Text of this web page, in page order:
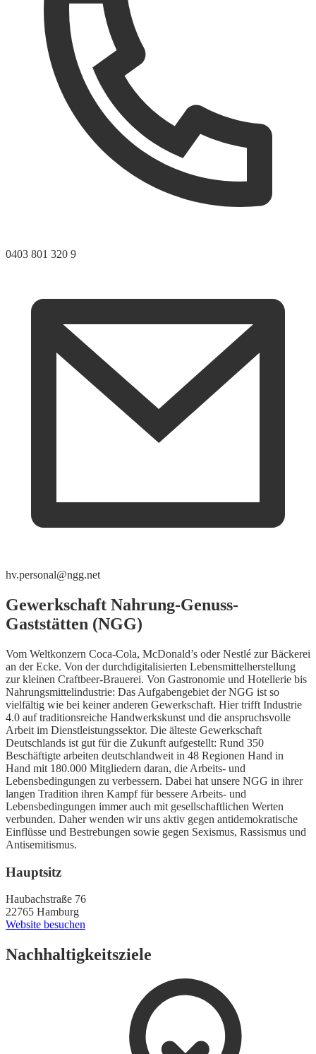
0403 801 320 9
hv.personal@ngg.net
Gewerkschaft Nahrung-Genuss-
Gaststätten (NGG)
Vom Weltkonzern Coca-Cola, McDonald’s oder Nestlé zur Bäckerei
an der Ecke. Von der durchdigitalisierten Lebensmittelherstellung
zur kleinen Craftbeer-Brauerei. Von Gastronomie und Hotellerie bis
Nahrungsmittelindustrie: Das Aufgabengebiet der NGG ist so
vielfältig wie bei keiner anderen Gewerkschaft. Hier trifft Industrie
4.0 auf traditionsreiche Handwerkskunst und die anspruchsvolle
Arbeit im Dienstleistungssektor. Die älteste Gewerkschaft
Deutschlands ist gut für die Zukunft aufgestellt: Rund 350
Beschäftigte arbeiten deutschlandweit in 48 Regionen Hand in
Hand mit 180.000 Mitgliedern daran, die Arbeits- und
Lebensbedingungen zu verbessern. Dabei hat unsere NGG in ihrer
langen Tradition ihren Kampf für bessere Arbeits- und
Lebensbedingungen immer auch mit gesellschaftlichen Werten
verbunden. Daher wenden wir uns aktiv gegen antidemokratische
Einflüsse und Bestrebungen sowie gegen Sexismus, Rassismus und
Antisemitismus.
Hauptsitz
Haubachstraße 76
22765 Hamburg
Website besuchen
Nachhaltigkeitsziele